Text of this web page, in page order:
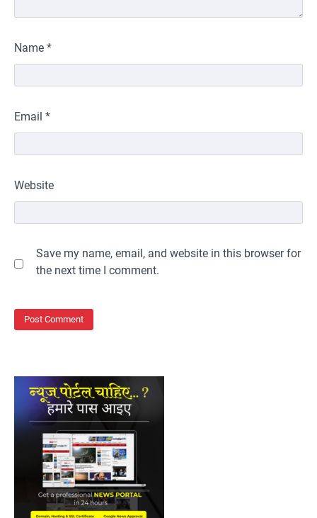
Name *
Email *
Website
Save my name, email, and website in this browser for
the next time I comment.